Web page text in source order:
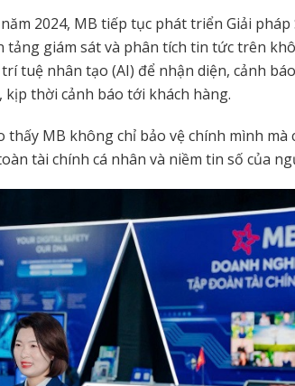
2024, MB tiếp tục phát triển Giải
tảng giám sát và phân tích tin tức trên
tuệ nhân tạo (AI) để nhận diện, cảnh
kịp thời cảnh báo tới khách hàng.
thấy MB không chỉ bảo vệ chính mình mà
tài chính cá nhân và niềm tin số của